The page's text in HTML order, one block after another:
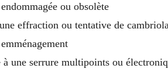
ou obsolète
effraction ou tentative de
à une serrure multipoints ou